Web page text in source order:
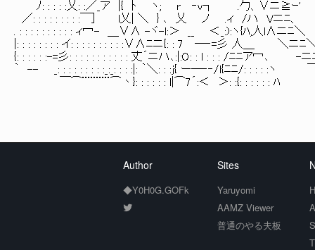
ﾉ: : : : :乂: :／_ア |{ ﾄ ヽ; r ‐v┐ .勹、∨ニ≧ｰ'
／: : : : : : : : :￣] l乂| ＼ } ､ 乂 ノ .ィ /ハ Vニﾆ、
. : : : : : : : : : : ィ冖- ＿∨∧ -ヾ-l:＞ __ ＜_:):ヽ{ﾊ,人l∧ニﾆ＼
|: : : : : : : : イ: : : : : : : : : :∨∧ﾆニ{: : 7 ─‐=彡 人＿ ＼ニﾆ
{: : : : : :-=彡: : : : : : : : : : : 丈´ニハ､:|:O: : l : : : /ﾆﾆア冖､ -ニ
｀ -- _: : : : : : : : :_:_: : : :|: ｀＼: : :j{ ー─‐‐/l{ﾆﾆ/: : : : :ヽ
￣⌒¨¨¨¨¨⌒丶}: : : : : : l|⌒7´:＜ ＞: :{: : : : : : ﾊ
Author
◆Y0H0G.GOFk
Sites
Yaruyomi
AAMZ Viewer
普通のやる夫板